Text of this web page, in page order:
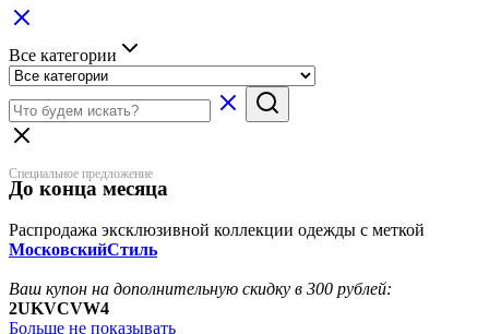
Все категории
Специальное предложение
До конца месяца
Распродажа эксклюзивной коллекции одежды с меткой
МосковскийСтиль
Ваш купон на дополнительную скидку в 300 рублей:
2UKVCVW4
Больше не показывать